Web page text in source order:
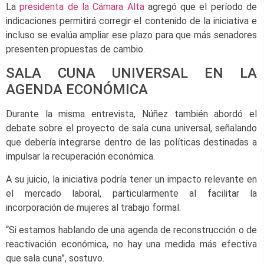
Lapresidenta de la Cámara Altaagregó que el período de
indicaciones permitirá corregir el contenido de la iniciativa e
incluso se evalúa ampliar ese plazo para que más senadores
presenten propuestas de cambio.
SALA CUNA UNIVERSAL EN LA
AGENDA ECONÓMICA
Durante la misma entrevista, Núñez también abordó el
debate sobre el proyecto de sala cuna universal, señalando
que debería integrarse dentro de las políticas destinadas a
impulsar la recuperación económica.
A su juicio, la iniciativa podría tener un impacto relevante en
el mercado laboral, particularmente al facilitar la
incorporación de mujeres al trabajo formal.
“Si estamos hablando de una agenda de reconstrucción o de
reactivación económica, no hay una medida más efectiva
que sala cuna”, sostuvo.